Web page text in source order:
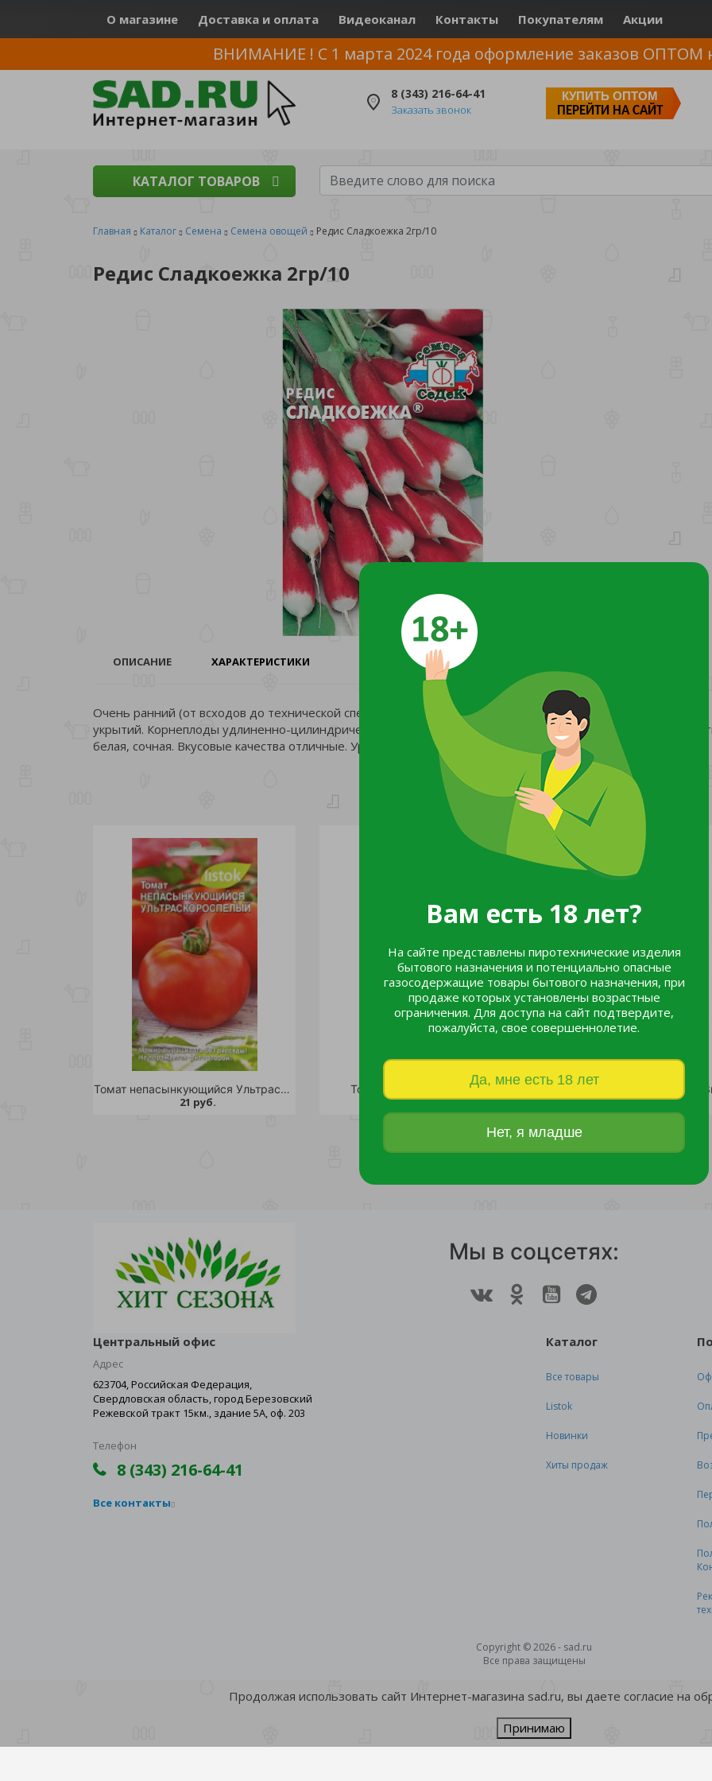
Вам есть 18 лет?
На сайте представлены пиротехнические изделия
бытового назначения и потенциально опасные
газосодержащие товары бытового назначения, при
продаже которых установлены возрастные
ограничения. Для доступа на сайт подтвердите,
пожалуйста, свое совершеннолетие.
Да, мне есть 18 лет
Нет, я младше
О магазине Доставка и оплата Видеоканал Контакты Покупателям Акции
ВНИМАНИЕ ! С 1 марта 2024 года оформление заказов ОПТОМ
8 (343) 216-64-41
Заказать звонок
КУПИТЬ ОПТОМ
ПЕРЕЙТИ НА САЙТ
КАТАЛОГ ТОВАРОВ
Главная Каталог Семена Семена овощей Редис Сладкоежка 2гр/10
Редис Сладкоежка 2гр/10
ОПИСАНИЕ ХАРАКТЕРИСТИКИ
Очень ранний (от всходов до технической спелости 20-22 дня) сорт для открытого грунта и пленочных
укрытий. Корнеплоды удлиненно-цилиндрические, ярко-красные с белым кончиком, массой 15-20 г.
белая, сочная. Вкусовые качества отличные. Урожайность 2,3-2,5 кг/м.
Томат непасынкующийся Ультраскороспелый 20шт /10
21 руб.
Томат Герман F1 10шт /10
63 руб.
Томат Черри Без кожи F1
225 руб.
Мы в соцсетях:
Центральный офис
Адрес
623704, Российская Федерация,
Свердловская область, город Березовский
Режевской тракт 15км., здание 5А, оф. 203
Телефон
8 (343) 216-64-41
Все контакты
Каталог
Все товары
Listok
Новинки
Хиты продаж
Copyright © 2026 - sad.ru
Все права защищены
Продолжая использовать сайт Интернет-магазина sad.ru, вы даете согласие на
Принимаю